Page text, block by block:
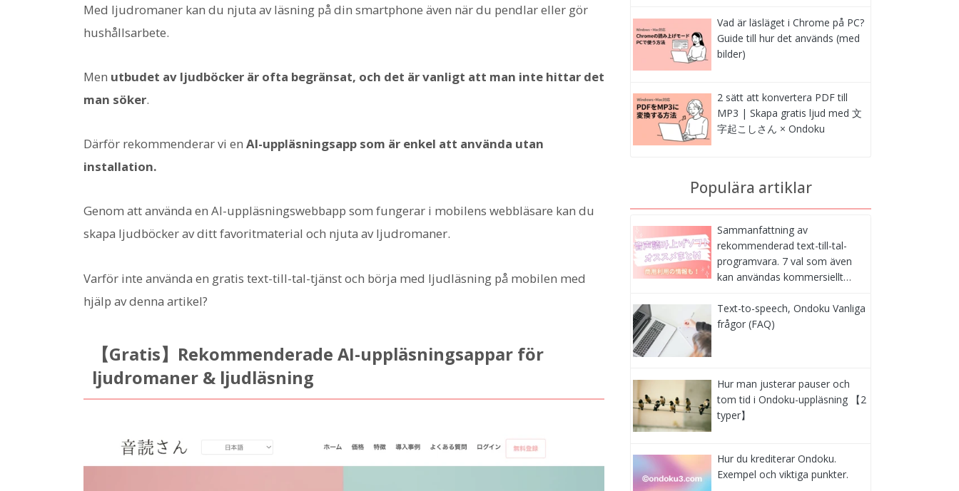
Med ljudromaner kan du njuta av läsning på din smartphone även när du pendlar eller gör
hushållsarbete.
Men utbudet av ljudböcker är ofta begränsat, och det är vanligt att man inte hittar det
man söker.
Därför rekommenderar vi en AI-uppläsningsapp som är enkel att använda utan
installation.
Genom att använda en AI-uppläsningswebbapp som fungerar i mobilens webbläsare kan du
skapa ljudböcker av ditt favoritmaterial och njuta av ljudromaner.
Varför inte använda en gratis text-till-tal-tjänst och börja med ljudläsning på mobilen med
hjälp av denna artikel?
【Gratis】Rekommenderade AI-uppläsningsappar för
ljudromaner & ljudläsning
Vad är läsläget i Chrome på PC?
Guide till hur det används (med
bilder)
2 sätt att konvertera PDF till
MP3 | Skapa gratis ljud med 文
字起こしさん × Ondoku
Populära artiklar
Sammanfattning av
rekommenderad text-till-tal-
programvara. 7 val som även
kan användas kommersiellt…
Text-to-speech, Ondoku Vanliga
frågor (FAQ)
Hur man justerar pauser och
tom tid i Ondoku-uppläsning 【2
typer】
Hur du krediterar Ondoku.
Exempel och viktiga punkter.